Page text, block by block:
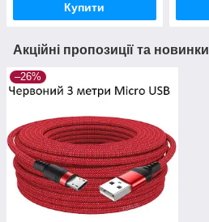
Купити
Акційні пропозиції та новинки
–26%